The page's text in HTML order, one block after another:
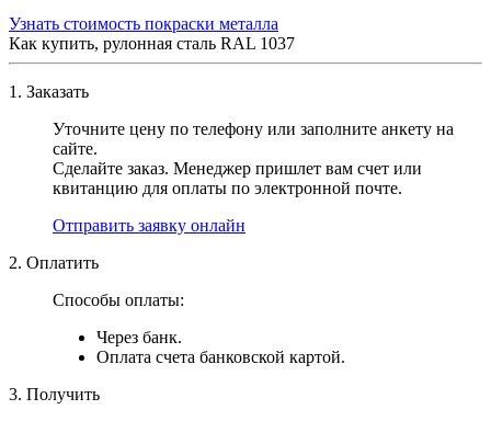
Узнать стоимость покраски металла
Как купить, рулонная сталь RAL 1037
1. Заказать
Уточните цену по телефону или заполните анкету на
сайте.
Сделайте заказ. Менеджер пришлет вам счет или
квитанцию для оплаты по электронной почте.
Отправить заявку онлайн
2. Оплатить
Способы оплаты:
Через банк.
Оплата счета банковской картой.
3. Получить